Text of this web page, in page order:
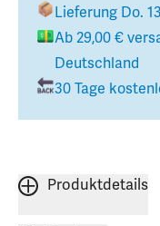
Lieferung Do.
Ab 29,00 €
Deutschland
30 Tage
Produktdetails